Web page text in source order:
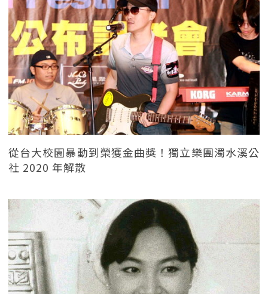
從台大校園暴動到榮獲金曲獎！獨立樂團濁水溪公
社 2020 年解散